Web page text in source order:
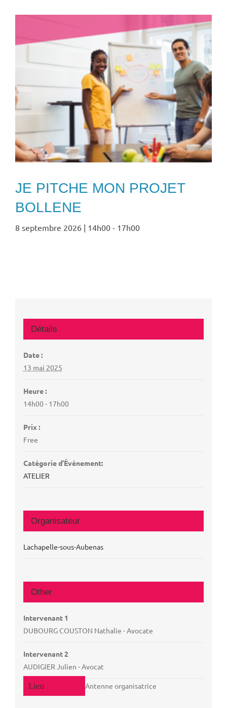
JE PITCHE MON PROJET
BOLLENE
8 septembre 2026 | 14h00 - 17h00
Détails
Date :
13 mai 2025
Heure :
14h00 - 17h00
Prix :
Free
Catégorie d’Évènement:
ATELIER
Antenne organisatrice
Organisateur
Lachapelle-sous-Aubenas
Other
Intervenant 1
DUBOURG COUSTON Nathalie - Avocate
Intervenant 2
AUDIGIER Julien - Avocat